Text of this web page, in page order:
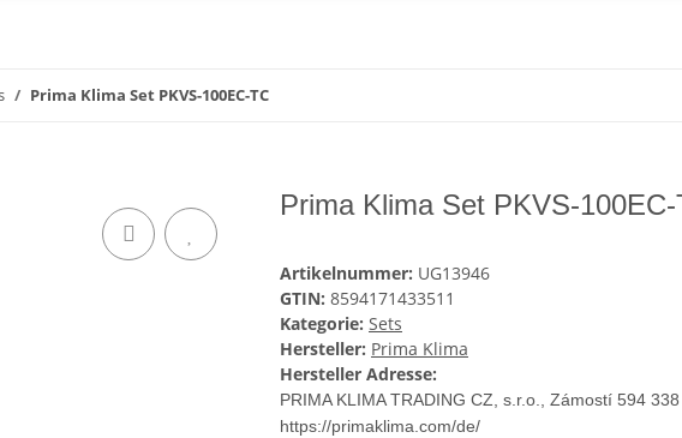
Prima Klima Set PKVS-100EC-TC
Prima Klima Set PKVS-100EC-
Artikelnummer: UG13946
GTIN: 8594171433511
Kategorie: Sets
Hersteller: Prima Klima
Hersteller Adresse:
PRIMA KLIMA TRADING CZ, s.r.o., Zámostí 594
https://primaklima.com/de/